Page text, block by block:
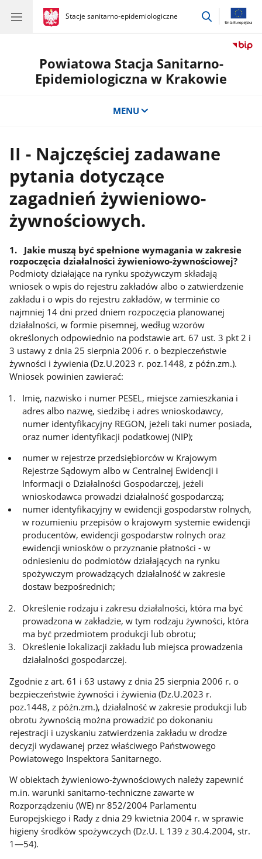
gov.pl
Stacje sanitarno-epidemiologiczne
gov.pl
Stacje
przejdź
Powiatowa Stacja Sanitarno-
Epidemiologiczna w Krakowie
MENU
II - Najczęściej zadawane
pytania dotyczące
zagadnień żywieniowo-
żywnościowych.
1. Jakie muszą być spełnione wymagania w zakresie
rozpoczęcia działalności żywieniowo-żywnościowej?
Podmioty działające na rynku spożywczym składają
wniosek o wpis do rejestru zakładów albo o zatwierdzenie
zakładu i o wpis do rejestru zakładów, w terminie co
najmniej 14 dni przed dniem rozpoczęcia planowanej
działalności, w formie pisemnej, według wzorów
określonych odpowiednio na podstawie art. 67 ust. 3 pkt 2 i
3 ustawy z dnia 25 sierpnia 2006 r. o bezpieczeństwie
żywności i żywienia (Dz.U.2023 r. poz.1448, z późn.zm.).
Wniosek powinien zawierać:
Imię, nazwisko i numer PESEL, miejsce zamieszkania i
adres albo nazwę, siedzibę i adres wnioskodawcy,
numer identyfikacyjny REGON, jeżeli taki numer posiada,
oraz numer identyfikacji podatkowej (NIP);
numer w rejestrze przedsiębiorców w Krajowym
Rejestrze Sądowym albo w Centralnej Ewidencji i
Informacji o Działalności Gospodarczej, jeżeli
wnioskodawca prowadzi działalność gospodarczą;
numer identyfikacyjny w ewidencji gospodarstw rolnych,
w rozumieniu przepisów o krajowym systemie ewidencji
producentów, ewidencji gospodarstw rolnych oraz
ewidencji wniosków o przyznanie płatności - w
odniesieniu do podmiotów działających na rynku
spożywczym prowadzących działalność w zakresie
dostaw bezpośrednich;
Określenie rodzaju i zakresu działalności, która ma być
prowadzona w zakładzie, w tym rodzaju żywności, która
ma być przedmiotem produkcji lub obrotu;
Określenie lokalizacji zakładu lub miejsca prowadzenia
działalności gospodarczej.
Zgodnie z art. 61 i 63 ustawy z dnia 25 sierpnia 2006 r. o
bezpieczeństwie żywności i żywienia (Dz.U.2023 r.
poz.1448, z późn.zm.), działalność w zakresie produkcji lub
obrotu żywnością można prowadzić po dokonaniu
rejestracji i uzyskaniu zatwierdzenia zakładu w drodze
decyzji wydawanej przez właściwego Państwowego
Powiatowego Inspektora Sanitarnego.
W obiektach żywieniowo-żywnościowych należy zapewnić
m.in. warunki sanitarno-techniczne zawarte w
Rozporządzeniu (WE) nr 852/2004 Parlamentu
Europejskiego i Rady z dnia 29 kwietnia 2004 r. w sprawie
higieny środków spożywczych (Dz.U. L 139 z 30.4.2004, str.
1—54).